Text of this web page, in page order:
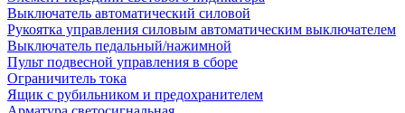
Выключатель автоматический силовой
Рукоятка управления силовым автоматическим выключателем
Выключатель педальный/нажимной
Пульт подвесной управления в сборе
Ограничитель тока
Ящик с рубильником и предохранителем